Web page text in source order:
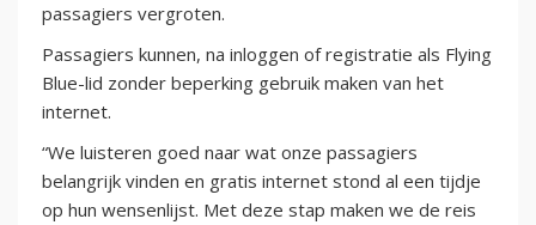
passagiers vergroten.
Passagiers kunnen, na inloggen of registratie als Flying
Blue-lid zonder beperking gebruik maken van het
internet.
“We luisteren goed naar wat onze passagiers
belangrijk vinden en gratis internet stond al een tijdje
op hun wensenlijst. Met deze stap maken we de reis